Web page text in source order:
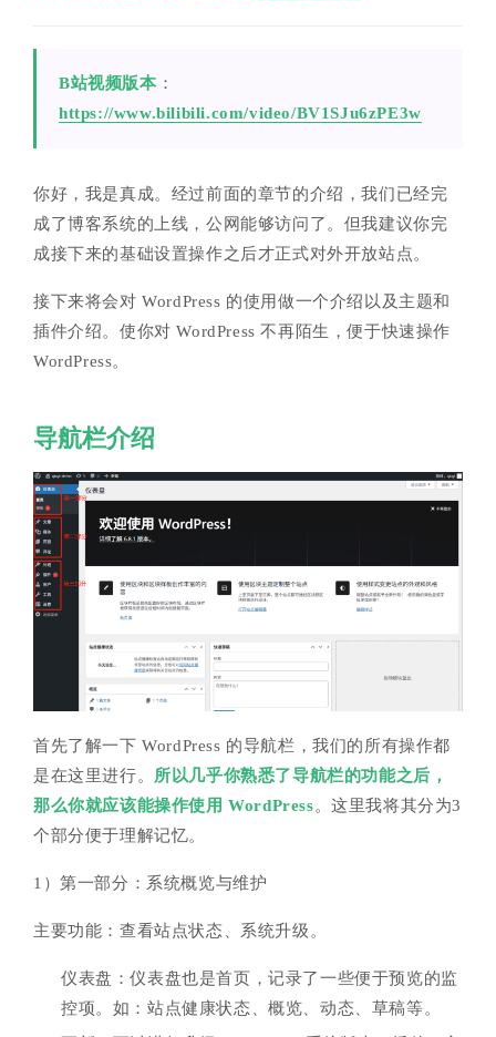
B站视频版本：
https://www.bilibili.com/video/BV1SJu6zPE3w
你好，我是真成。经过前面的章节的介绍，我们已经完
成了博客系统的上线，公网能够访问了。但我建议你完
成接下来的基础设置操作之后才正式对外开放站点。
接下来将会对 WordPress 的使用做一个介绍以及主题和
插件介绍。使你对 WordPress 不再陌生，便于快速操作
WordPress。
导航栏介绍
首先了解一下 WordPress 的导航栏，我们的所有操作都
是在这里进行。 所以几乎你熟悉了导航栏的功能之后，
那么你就应该能操作使用 WordPress。这里我将其分为3
个部分便于理解记忆。
1）第一部分：系统概览与维护
主要功能：查看站点状态、系统升级。
仪表盘：仪表盘也是首页，记录了一些便于预览的监
控项。如：站点健康状态、概览、动态、草稿等。